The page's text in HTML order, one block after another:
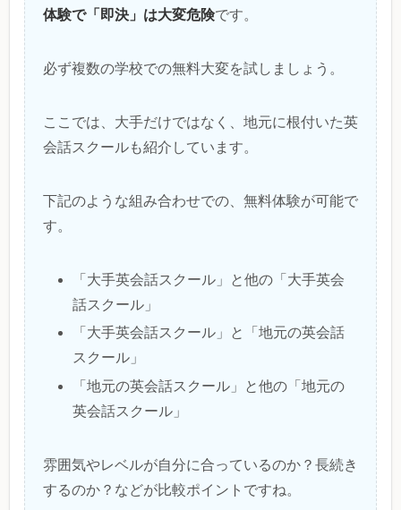
体験で「即決」は大変危険です。
必ず複数の学校での無料大変を試しましょう。
ここでは、大手だけではなく、地元に根付いた英
会話スクールも紹介しています。
下記のような組み合わせでの、無料体験が可能で
す。
「大手英会話スクール」と他の「大手英会
話スクール」
「大手英会話スクール」と「地元の英会話
スクール」
「地元の英会話スクール」と他の「地元の
英会話スクール」
雰囲気やレベルが自分に合っているのか？長続き
するのか？などが比較ポイントですね。